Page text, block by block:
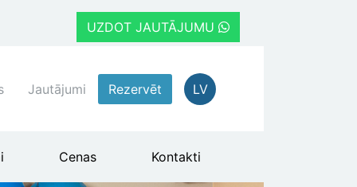
UZDOT JAUTĀJUMU
Jautājumi Rezervēt LV
Cenas Kontakti